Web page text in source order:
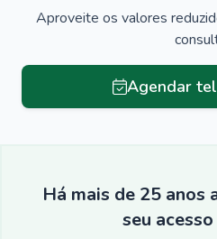
Aproveite os valores
Agendar
Há mais de 25
seu